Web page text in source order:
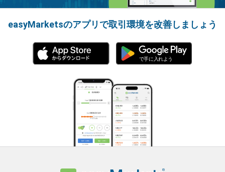
easyMarketsのアプリで取引環境を改善しましょう